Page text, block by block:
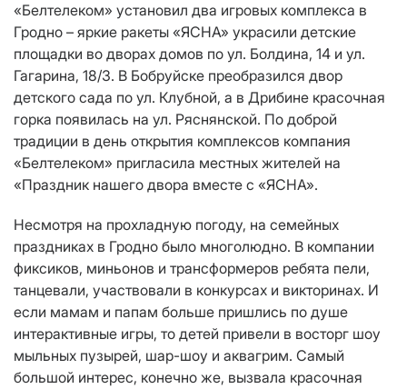
«Белтелеком» установил два игровых комплекса в
Гродно – яркие ракеты «ЯСНА» украсили детские
площадки во дворах домов по ул. Болдина, 14 и ул.
Гагарина, 18/3. В Бобруйске преобразился двор
детского сада по ул. Клубной, а в Дрибине красочная
горка появилась на ул. Ряснянской. По доброй
традиции в день открытия комплексов компания
«Белтелеком» пригласила местных жителей на
«Праздник нашего двора вместе с «ЯСНА».
Несмотря на прохладную погоду, на семейных
праздниках в Гродно было многолюдно. В компании
фиксиков, миньонов и трансформеров ребята пели,
танцевали, участвовали в конкурсах и викторинах. И
если мамам и папам больше пришлись по душе
интерактивные игры, то детей привели в восторг шоу
мыльных пузырей, шар-шоу и аквагрим. Самый
большой интерес, конечно же, вызвала красочная